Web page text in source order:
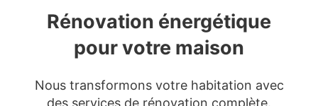
Rénovation énergétique
pour votre maison
Nous transformons votre habitation avec